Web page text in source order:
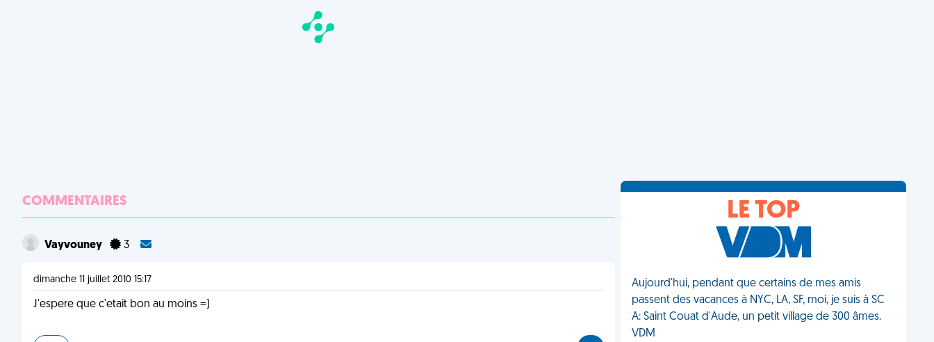
COMMENTAIRES
Vayvouney 3
dimanche 11 juillet 2010 15:17
J'espere que c'etait bon au moins =)
LE TOP
Aujourd'hui, pendant que certains de mes amis
passent des vacances à NYC, LA, SF, moi, je suis à SC
A: Saint Couat d'Aude, un petit village de 300 âmes.
VDM